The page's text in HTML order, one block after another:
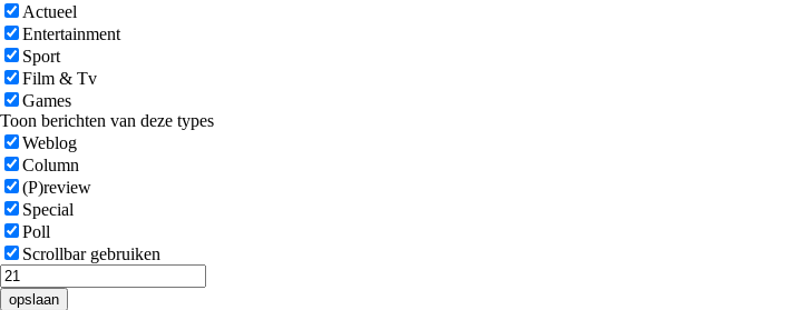
Actueel
Entertainment
Sport
Film & Tv
Games
Toon berichten van deze types
Weblog
Column
(P)review
Special
Poll
Scrollbar gebruiken
opslaan